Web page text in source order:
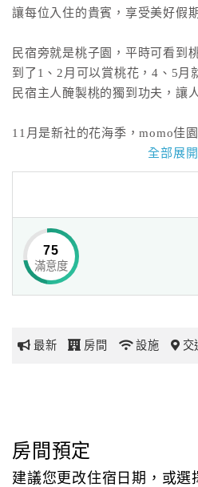
色
民
宿
球
網
玩
地
圖
讓每位入住的貴賓，享受美好假
民宿旁就是桃子園，平時可看到
到了1、2月可以賞桃花，4、5月
民宿主人醃製桃的獨到功夫，讓
11月是新社的花海季，momo佳
喜歡走走山林步道放鬆身心的話
林。
全部展開
75
滿意度
最新 房間 設施 交
房間預定
建議您更改住宿日期，或選